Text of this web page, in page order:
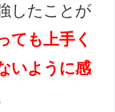
したことが
ても上手く
いように感